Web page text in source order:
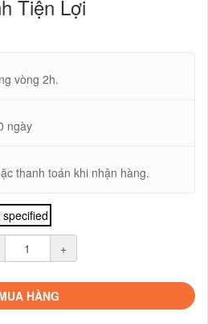
Tiện Lợi
vòng 2h.
ngày
thanh toán khi nhận hàng.
specified
+
HÀNG